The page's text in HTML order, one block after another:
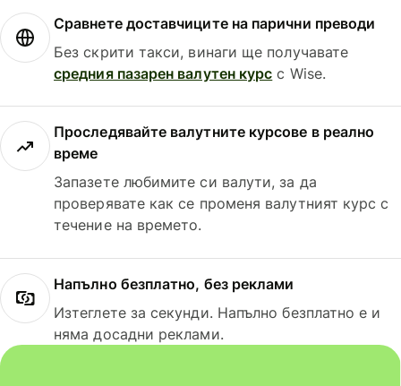
Сравнете доставчиците на парични преводи
Без скрити такси, винаги ще получавате
средния пазарен валутен курс с Wise.
Проследявайте валутните курсове в реално
време
Запазете любимите си валути, за да
проверявате как се променя валутният курс с
течение на времето.
Напълно безплатно, без реклами
Изтеглете за секунди. Напълно безплатно е и
няма досадни реклами.